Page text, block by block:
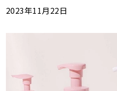
2023年11月22日